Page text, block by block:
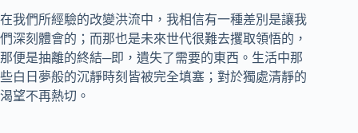
在我們所經驗的改變洪流中，我相信有一種差別是讓我
們深刻體會的；而那也是未來世代很難去攫取領悟的，
那便是抽離的終結─即，遺失了需要的東西。生活中那
些白日夢般的沉靜時刻皆被完全填塞；對於獨處清靜的
渴望不再熱切。